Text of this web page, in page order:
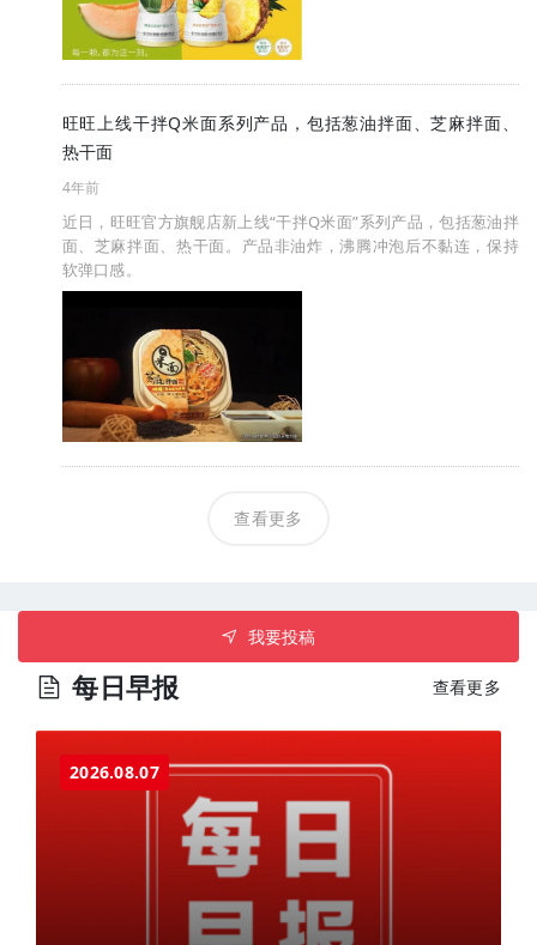
旺旺上线干拌Q米面系列产品，包括葱油拌面、芝麻拌面、
热干面
4年前
近日，旺旺官方旗舰店新上线“干拌Q米面”系列产品，包括葱油拌
面、芝麻拌面、热干面。产品非油炸，沸腾冲泡后不黏连，保持
软弹口感。
查看更多
我要投稿
每日早报 查看更多
2026.08.07